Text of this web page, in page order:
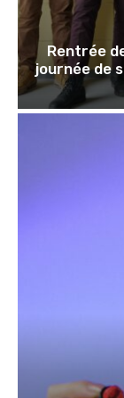
Rentrée
journée de